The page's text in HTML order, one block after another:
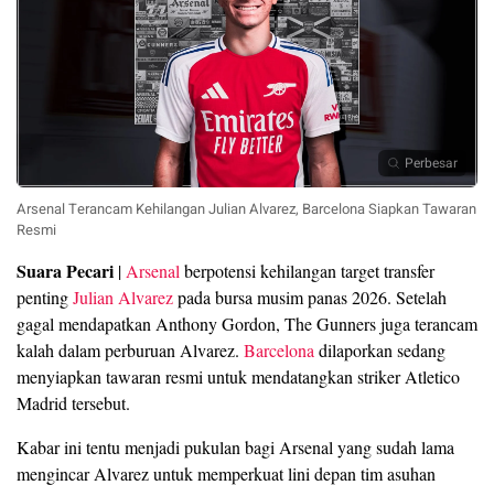
Perbesar
Arsenal Terancam Kehilangan Julian Alvarez, Barcelona Siapkan Tawaran
Resmi
Suara Pecari | Arsenal berpotensi kehilangan target transfer
pentingJulian Alvarezpada bursa musim panas 2026. Setelah
gagal mendapatkan Anthony Gordon, The Gunners juga terancam
kalah dalam perburuan Alvarez. Barcelona dilaporkan sedang
menyiapkan tawaran resmi untuk mendatangkan striker Atletico
Madrid tersebut.
Kabar ini tentu menjadi pukulan bagi Arsenal yang sudah lama
mengincar Alvarez untuk memperkuat lini depan tim asuhan